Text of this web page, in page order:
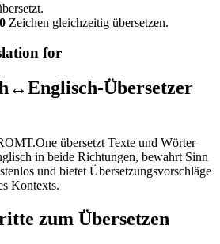
Zeichen gleichzeitig übersetzen.
for
Übersetzer
übersetzt Texte und Wörter
in beide Richtungen, bewahrt Sinn
und bietet Übersetzungsvorschläge
Kontexts.
zum Übersetzen